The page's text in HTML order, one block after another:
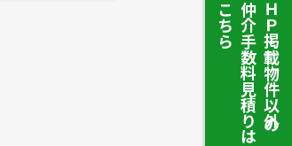
ＨＰ掲載物件以外の
仲介手数料見積りは
こちら